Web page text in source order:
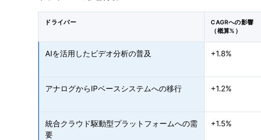
ドライバー
CAGRへの影響
（概算%）
AIを活用したビデオ分析の普及 +1.8%
アナログからIPベースシステムへの移行 +1.2%
統合クラウド駆動型プラットフォームへの需
要
+1.5%